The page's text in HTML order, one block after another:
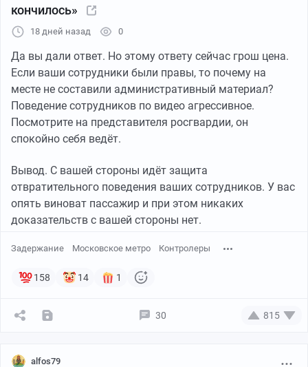
https://amp.rbc.ru/regional/prim/interview/24/10/2025/6
8faf2...
samom-de...
https://74.ru/text/auto/2025/11/16/76122087/
кончилось»
18 дней назад 0
Да вы дали ответ. Но этому ответу сейчас грош цена.
Если ваши сотрудники были правы, то почему на
месте не составили административный материал?
Поведение сотрудников по видео агрессивное.
Посмотрите на представителя росгвардии, он
спокойно себя ведёт.
Вывод. С вашей стороны идёт защита
отвратительного поведения ваших сотрудников. У вас
опять виноват пассажир и при этом никаких
доказательств с вашей стороны нет.
Задержание Московское метро Контролеры
158 14 1
30 815
alfos79